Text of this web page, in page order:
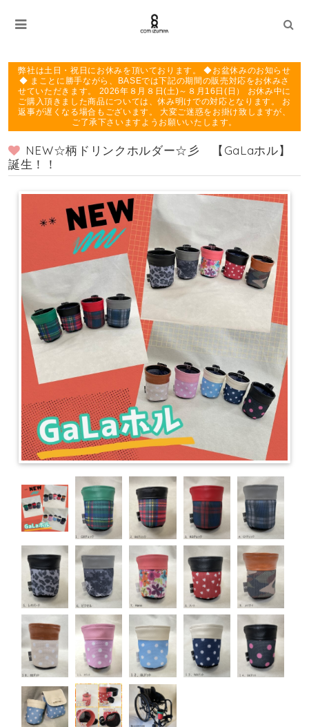
弊社は土日・祝日にお休みを頂いております。 ◆お盆休みのお知らせ
◆ まことに勝手ながら、BASEでは下記の期間の販売対応をお休みさ
せていただきます。 2026年８月８日(土)～８月16日(日） お休み中に
ご購入頂きました商品については、休み明けでの対応となります。 お
返事が遅くなる場合もございます。 大変ご迷惑をお掛け致しますが、
ご了承下さいますようお願いいたします。
NEW☆柄ドリンクホルダー☆彡 【GaLaホル】
誕生！！